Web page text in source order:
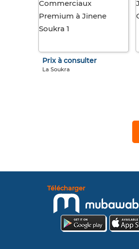
Prix à consulter
La Soukra
Télécharger